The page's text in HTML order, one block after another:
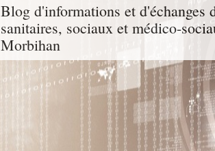
Blog d'informations et d'échanges
sanitaires, sociaux et médico-
Morbihan